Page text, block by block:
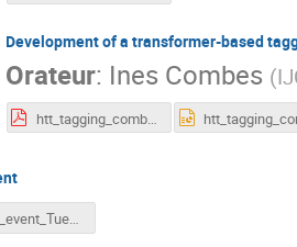
Development of a transformer-based
Orateur: Ines Combes (
htt_tagging_combes_noirmoutier.pdf
Social_event_Tuesday_2June.pptx